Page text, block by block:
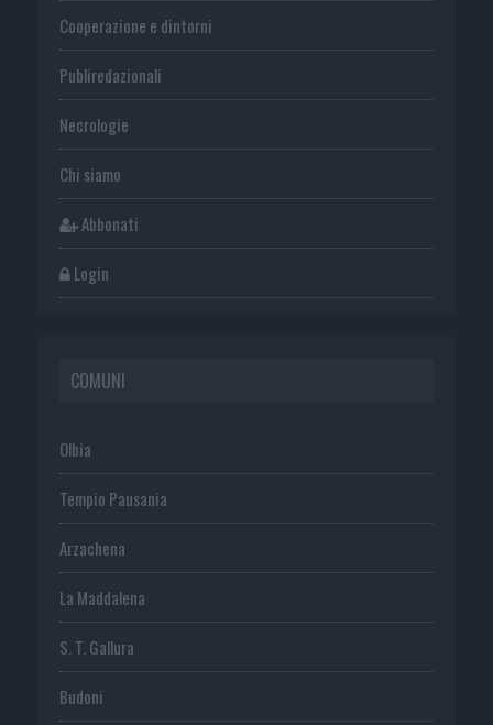
Cooperazione e dintorni
Publiredazionali
Necrologie
Chi siamo
Abbonati
Login
COMUNI
Olbia
Tempio Pausania
Arzachena
La Maddalena
S. T. Gallura
Budoni